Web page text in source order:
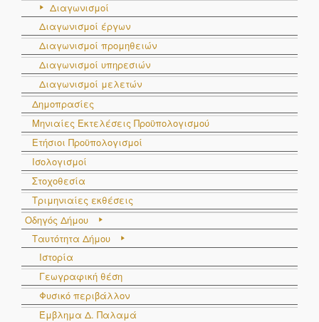
Διαγωνισμοί
Διαγωνισμοί έργων
Διαγωνισμοί προμηθειών
Διαγωνισμοί υπηρεσιών
Διαγωνισμοί μελετών
Δημοπρασίες
Μηνιαίες Εκτελέσεις Προϋπολογισμού
Ετήσιοι Προϋπολογισμοί
Ισολογισμοί
Στοχοθεσία
Τριμηνιαίες εκθέσεις
Οδηγός Δήμου
Ταυτότητα Δήμου
Ιστορία
Γεωγραφική θέση
Φυσικό περιβάλλον
Έμβλημα Δ. Παλαμά